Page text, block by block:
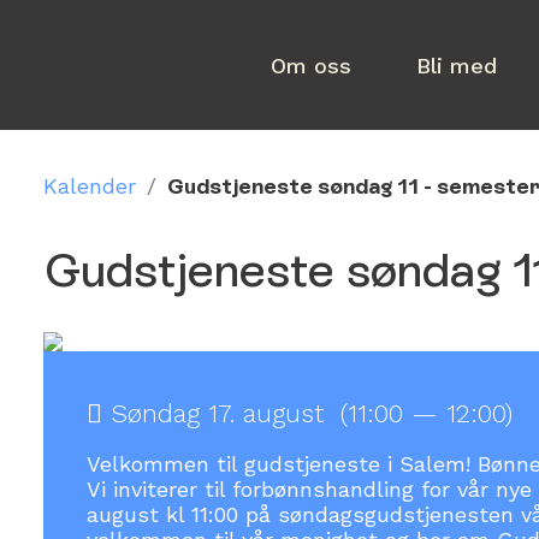
Om oss Bli med
Kalender / Gudstjeneste søndag 11 -
Gudstjeneste søndag
Søndag 17. august (11:00 — 12:00)
Velkommen til gudstjeneste i Salem!
Vi inviterer til forbønnshandling for vår nye
august kl 11:00 på søndagsgudstjenesten